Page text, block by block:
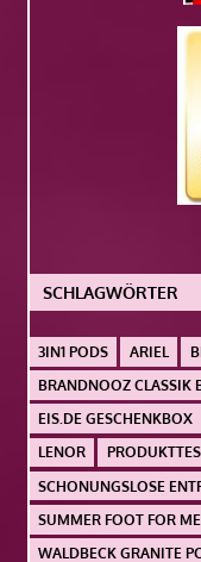
SCHLAGWÖRTER
3IN1 PODS ARIEL
BRANDNOOZ CLASSIK
EIS.DE GESCHENKBOX
LENOR
SCHONUNGSLOSE
SUMMER FOOT FOR
WALDBECK GRANITE